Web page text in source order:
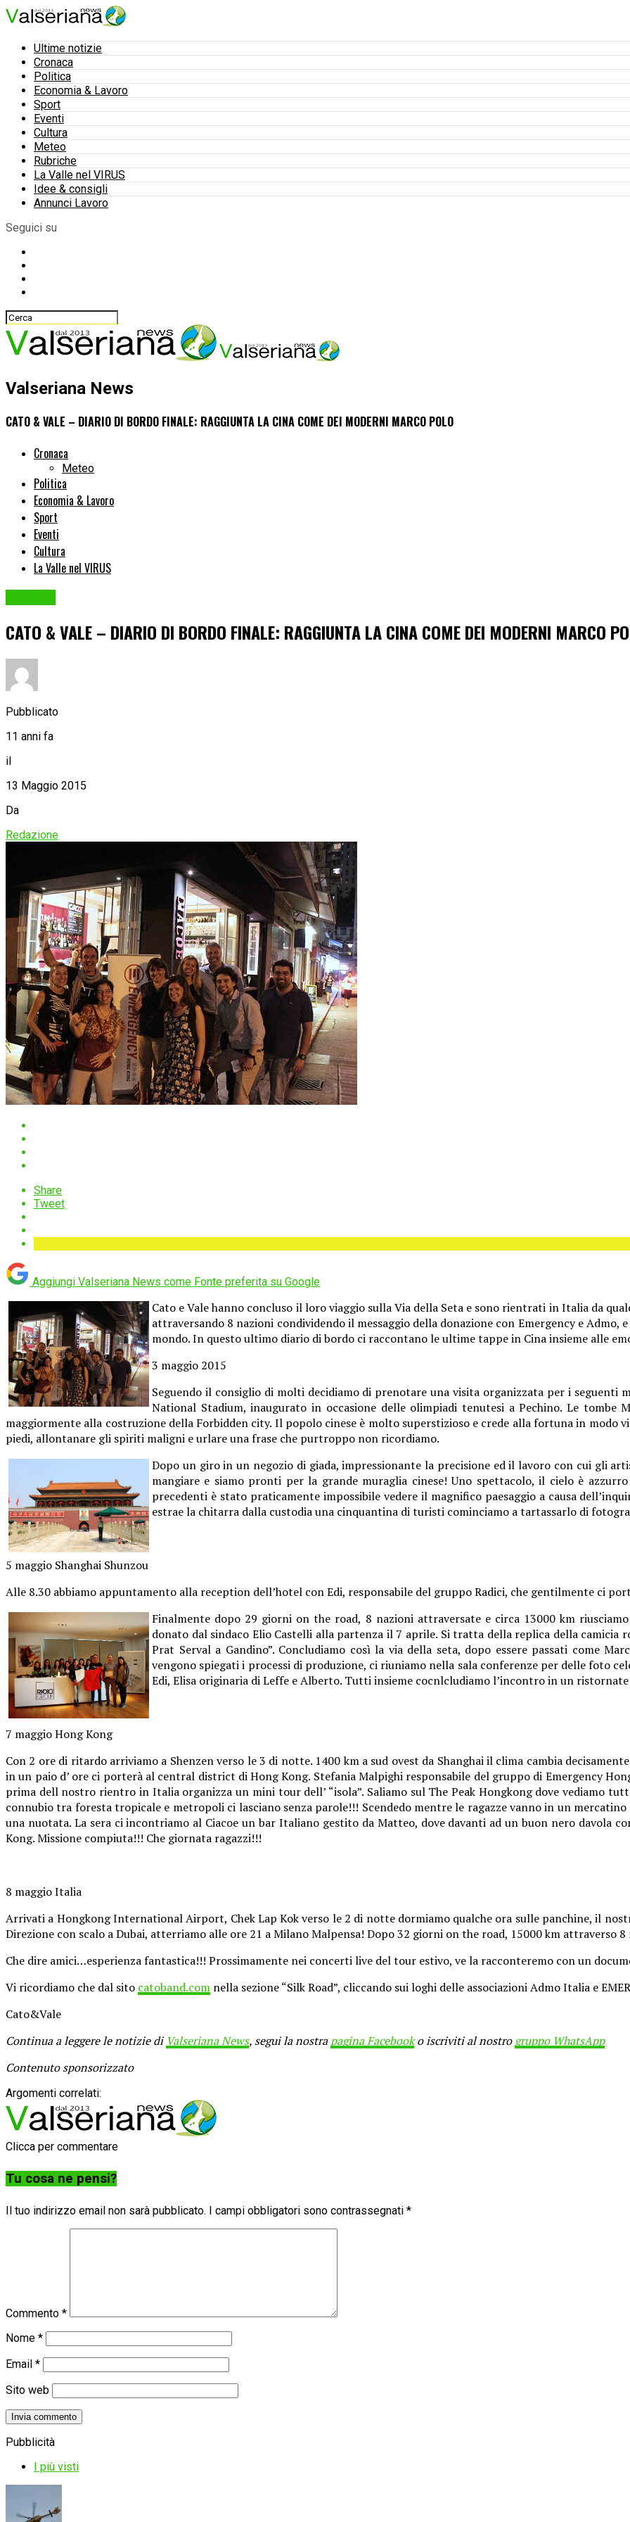
Ultime notizie
Cronaca
Politica
Economia & Lavoro
Sport
Eventi
Cultura
Meteo
Rubriche
La Valle nel VIRUS
Idee & consigli
Annunci Lavoro
Seguici su
Valseriana News
CATO & VALE – DIARIO DI BORDO FINALE: RAGGIUNTA LA CINA COME DEI MODERNI MARCO POLO
Cronaca
Meteo
Politica
Economia & Lavoro
Sport
Eventi
Cultura
La Valle nel VIRUS
CATO & VALE – DIARIO DI BORDO FINALE: RAGGIUNTA LA CINA COME DEI MODERNI MARCO
Pubblicato
11 anni fa
il
13 Maggio 2015
Da
Redazione
Share
Tweet
Aggiungi Valseriana News come Fonte preferita su Google
Cato e Vale hanno concluso il loro viaggio sulla Via della Seta e sono rientrati in Italia da
attraversando 8 nazioni condividendo il messaggio della donazione con Emergency e Admo,
mondo. In questo ultimo diario di bordo ci raccontano le ultime tappe in Cina insieme alle
3 maggio 2015
Seguendo il consiglio di molti decidiamo di prenotare una visita organizzata per i seguenti
National Stadium, inaugurato in occasione delle olimpiadi tenutesi a Pechino. Le
maggiormente alla costruzione della Forbidden city. Il popolo cinese è molto superstizioso e crede alla fortuna in modo
piedi, allontanare gli spiriti maligni e urlare una frase che purtroppo non ricordiamo.
Dopo un giro in un negozio di giada, impressionante la precisione ed il lavoro con cui gli
mangiare e siamo pronti per la grande muraglia cinese! Uno spettacolo, il cielo è
precedenti è stato praticamente impossibile vedere il magnifico paesaggio a causa
estrae la chitarra dalla custodia una cinquantina di turisti cominciamo a tartassarlo di
5 maggio Shanghai Shunzou
Alle 8.30 abbiamo appuntamento alla reception dell’hotel con Edi, responsabile del gruppo Radici, che gentilmente ci
Finalmente dopo 29 giorni on the road, 8 nazioni attraversate e circa 13000 km
donato dal sindaco Elio Castelli alla partenza il 7 aprile. Si tratta della replica della camicia
Prat Serval a Gandino”. Concludiamo così la via della seta, dopo essere passati come
vengono spiegati i processi di produzione, ci riuniamo nella sala conferenze per delle foto
Edi, Elisa originaria di Leffe e Alberto. Tutti insieme cocnlcludiamo l’incontro in un ristornate
7 maggio Hong Kong
Con 2 ore di ritardo arriviamo a Shenzen verso le 3 di notte. 1400 km a sud ovest da Shanghai il clima cambia
in un paio d’ ore ci porterà al central district di Hong Kong. Stefania Malpighi responsabile del gruppo di Emergency
prima dell nostro rientro in Italia organizza un mini tour dell’ “isola”. Saliamo sul The Peak Hongkong dove vediamo
connubio tra foresta tropicale e metropoli ci lasciano senza parole!!! Scendedo mentre le ragazze vanno in un
una nuotata. La sera ci incontriamo al Ciacoe un bar Italiano gestito da Matteo, dove davanti ad un buon nero davola
Kong. Missione compiuta!!! Che giornata ragazzi!!!
8 maggio Italia
Arrivati a Hongkong International Airport, Chek Lap Kok verso le 2 di notte dormiamo qualche ora sulle panchine, il
Direzione con scalo a Dubai, atterriamo alle ore 21 a Milano Malpensa! Dopo 32 giorni on the road, 15000 km attraverso 8
Che dire amici…esperienza fantastica!!! Prossimamente nei concerti live del tour estivo, ve la racconteremo con un
Vi ricordiamo che dal sito catoband.com nella sezione “Silk Road”, cliccando sui loghi delle associazioni Admo Italia e
Cato&Vale
Continua a leggere le notizie di Valseriana News, segui la nostrapagina Facebooko iscriviti al nostrogruppo WhatsApp
Contenuto sponsorizzato
Argomenti correlati:
Clicca per commentare
Tu cosa ne pensi?
Il tuo indirizzo email non sarà pubblicato. I campi obbligatori sono contrassegnati *
Commento *
Nome *
Email *
Sito web
Pubblicità
I più visti